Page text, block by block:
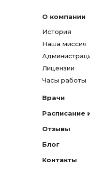
О компании
История
Наша миссия
Лицензии
Часы работы
Врачи
Расписание
Отзывы
Блог
Контакты